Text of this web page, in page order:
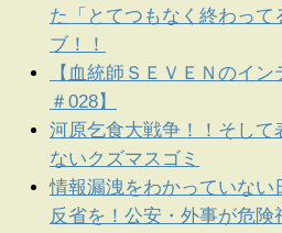
た「とてつもなく終わって
ブ！！
【血統師ＳＥＶＥＮのイ
＃028】
河原乞食大戦争！！そして
ないクズマスゴミ
情報漏洩をわかっていない
反省を！公安・外事が危険